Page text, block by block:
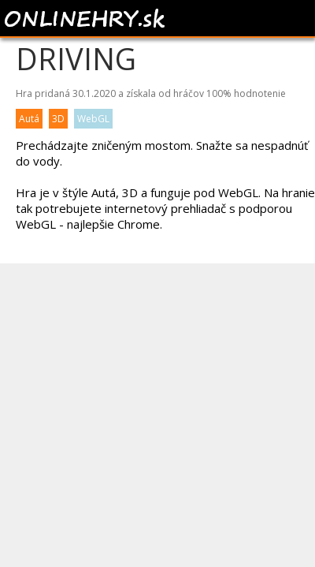
BROKEN BRIDGE CAR
DRIVING
Hra pridaná 30.1.2020 a získala od hráčov 100% hodnotenie
Autá
3D WebGL
Prechádzajte zničeným mostom. Snažte sa nespadnúť
do vody.
Hra je v štýle Autá, 3D a funguje pod WebGL. Na hranie
tak potrebujete internetový prehliadač s podporou
WebGL - najlepšie Chrome.